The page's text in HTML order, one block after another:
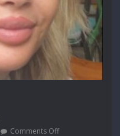
Comments Off